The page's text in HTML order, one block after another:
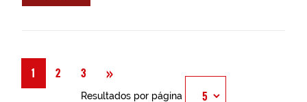
1 2 3 »
Resultados por página